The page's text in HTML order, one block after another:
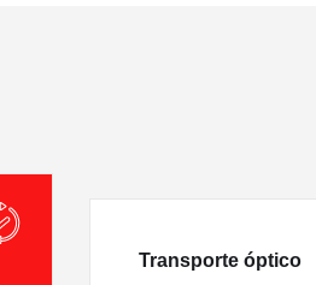
Transporte óptico